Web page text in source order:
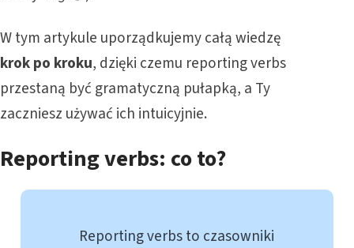
W tym artykule uporządkujemy całą wiedzę
krok po kroku, dzięki czemu reporting verbs
przestaną być gramatyczną pułapką, a Ty
zaczniesz używać ich intuicyjnie.
Reporting verbs: co to?
Reporting verbs to czasowniki